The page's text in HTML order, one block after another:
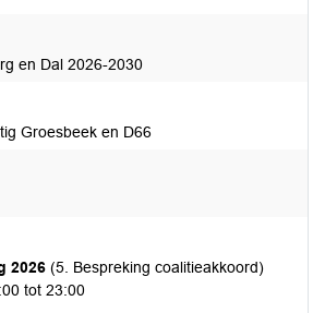
en Dal 2026-2030
Groesbeek en D66
2026 (5. Bespreking coalitieakkoord)
tot 23:00